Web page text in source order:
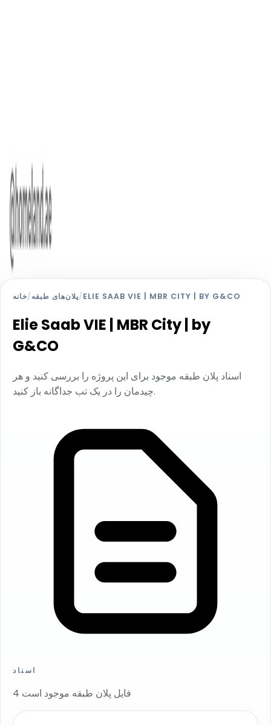
خانه/پلان‌های طبقه/ELIE SAAB VIE | MBR CITY | BY G&CO
Elie Saab VIE | MBR City | by
G&CO
اسناد پلان طبقه موجود برای این پروژه را بررسی کنید و هر
چیدمان را در یک تب جداگانه باز کنید.
اسناد
4 فایل پلان طبقه موجود است